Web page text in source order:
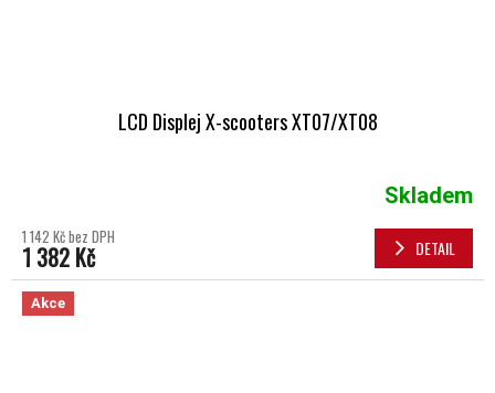
LCD Displej X-scooters XT07/XT08
Skladem
1 142 Kč bez DPH
1 382 Kč DETAIL
Akce